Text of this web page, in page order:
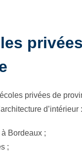
privées de
d’intérieur :
à Bordeaux ;
;